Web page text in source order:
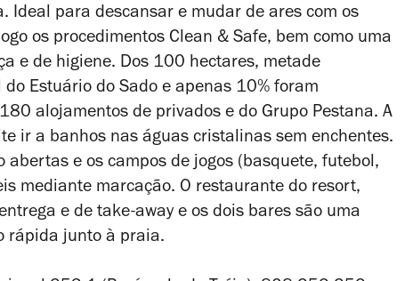
Ideal para descansar e mudar de ares com os
os procedimentos Clean & Safe, bem como uma
e de higiene. Dos 100 hectares, metade
Estuário do Sado e apenas 10% foram
alojamentos de privados e do Grupo Pestana. A
ir a banhos nas águas cristalinas sem enchentes.
abertas e os campos de jogos (basquete, futebol,
mediante marcação. O restaurante do resort,
e de take-away e os dois bares são uma
rápida junto à praia.